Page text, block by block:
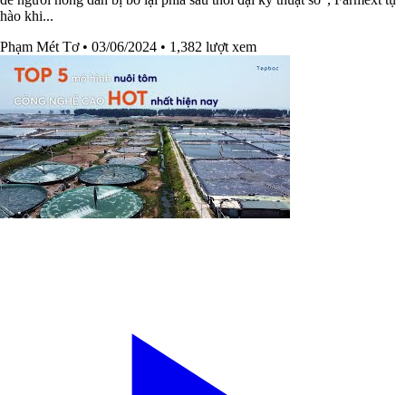
hào khi...
Phạm Mét Tơ • 03/06/2024 • 1,382 lượt xem